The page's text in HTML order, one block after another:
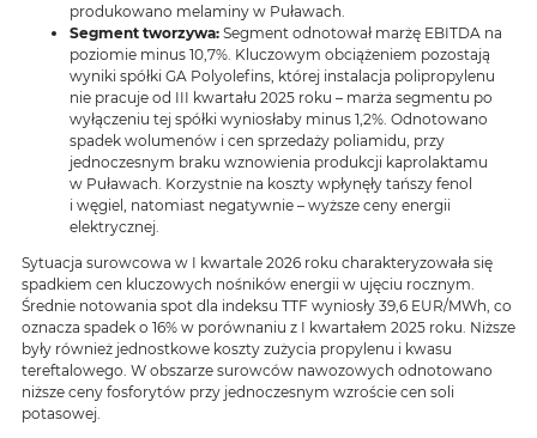
produkowano melaminy w Puławach.
Segment tworzywa:Segment odnotował marżę EBITDA na
poziomie minus 10,7%. Kluczowym obciążeniem pozostają
wyniki spółki GA Polyolefins, której instalacja polipropylenu
nie pracuje od III kwartału 2025 roku – marża segmentu po
wyłączeniu tej spółki wyniosłaby minus 1,2%. Odnotowano
spadek wolumenów i cen sprzedaży poliamidu, przy
jednoczesnym braku wznowienia produkcji kaprolaktamu
w Puławach. Korzystnie na koszty wpłynęły tańszy fenol
i węgiel, natomiast negatywnie – wyższe ceny energii
elektrycznej.
Sytuacja surowcowa w I kwartale 2026 roku charakteryzowała się
spadkiem cen kluczowych nośników energii w ujęciu rocznym.
Średnie notowania spot dla indeksu TTF wyniosły 39,6 EUR/MWh, co
oznacza spadek o 16% w porównaniu z I kwartałem 2025 roku. Niższe
były również jednostkowe koszty zużycia propylenu i kwasu
tereftalowego. W obszarze surowców nawozowych odnotowano
niższe ceny fosforytów przy jednoczesnym wzroście cen soli
potasowej.